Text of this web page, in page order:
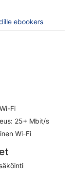
vaihto
päivittäin.
lyhyen
silta.
yleisissä
altaassa
ebookers
Fi
25+ Mbit/s
Wi-Fi